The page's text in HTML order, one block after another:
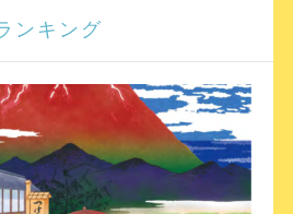
ンキング